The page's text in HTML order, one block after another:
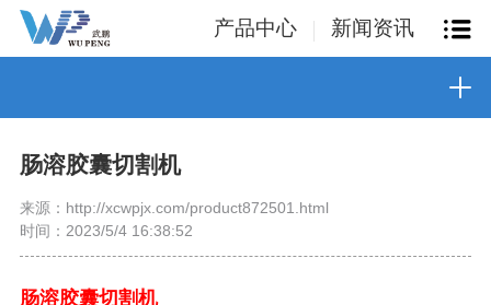
产品中心 新闻资讯
肠溶胶囊切割机
来源：http://xcwpjx.com/product872501.html
时间：2023/5/4 16:38:52
肠溶胶囊切割机